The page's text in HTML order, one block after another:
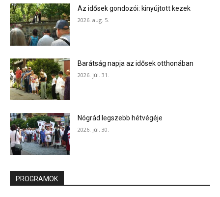
Az idősek gondozói: kinyújtott kezek
2026. aug. 5.
Barátság napja az idősek otthonában
2026. júl. 31.
Nógrád legszebb hétvégéje
2026. júl. 30.
PROGRAMOK